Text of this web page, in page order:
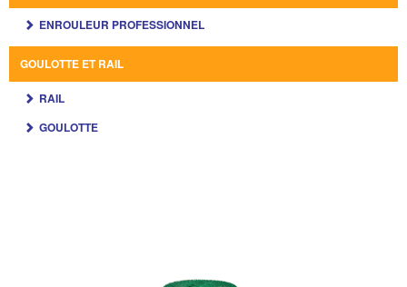
ENROULEUR PROFESSIONNEL
GOULOTTE ET RAIL
RAIL
GOULOTTE